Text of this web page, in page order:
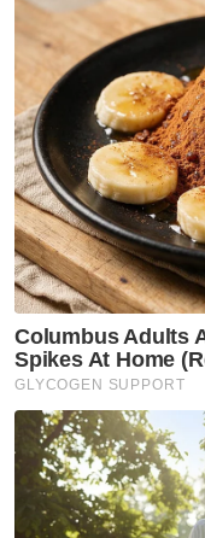
India
Masuk | Daftar
Pakistan
Anwar Ibrahim
Malaysia
Lawatan Kerja